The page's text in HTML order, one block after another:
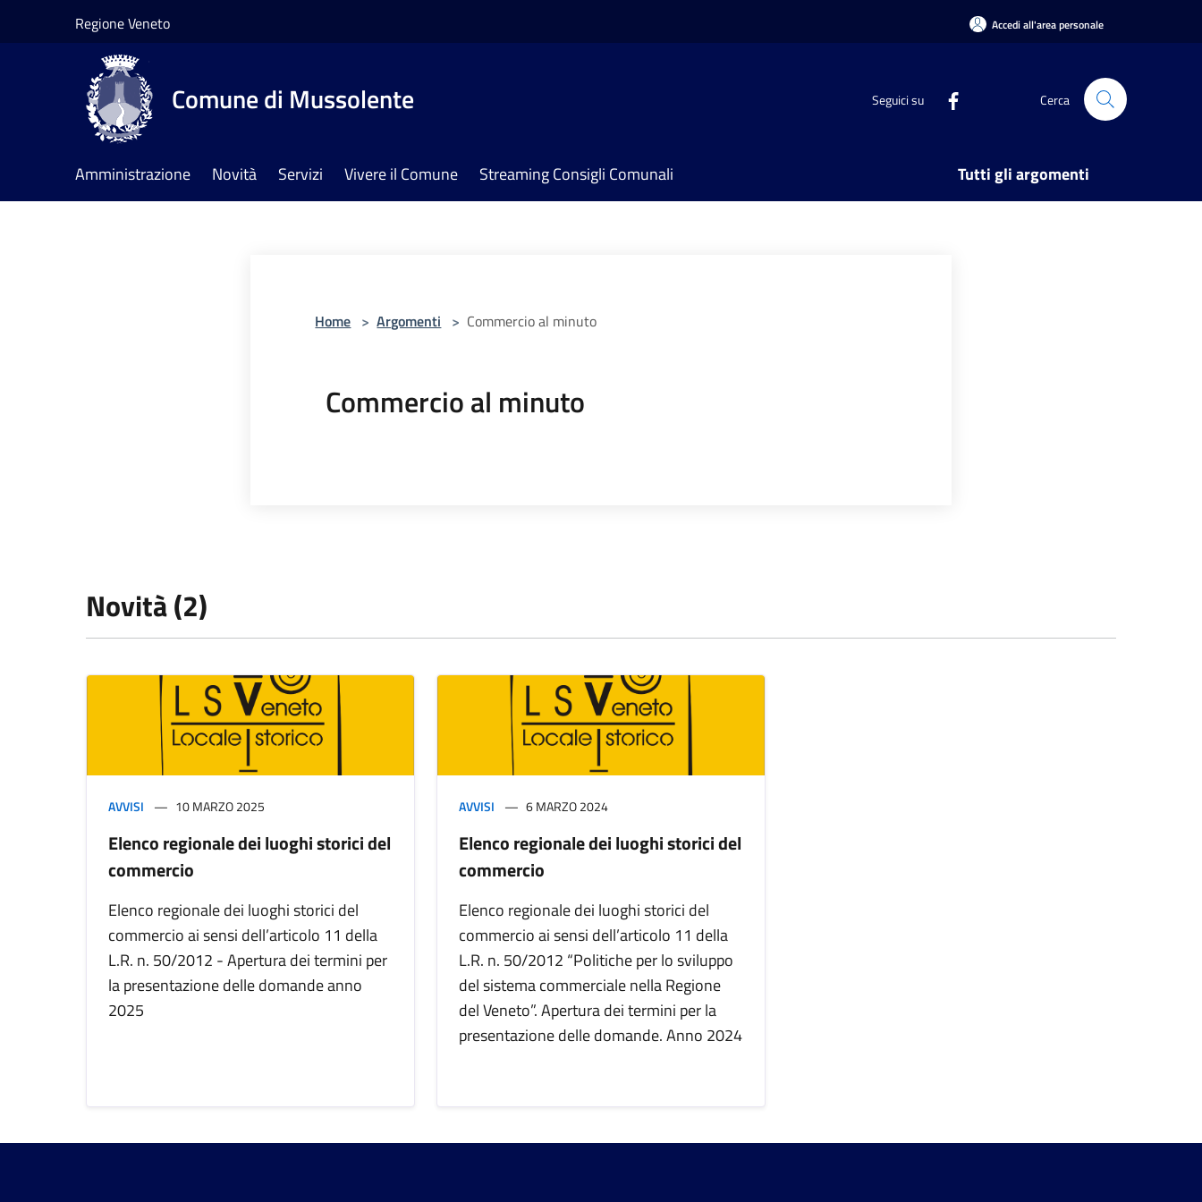
Regione Veneto Accedi all'area personale
Comune di Mussolente Seguici su Cerca
Amministrazione Novità Servizi Vivere il Comune Streaming Consigli Comunali Tutti gli argomenti
Home > Argomenti > Commercio al minuto
Commercio al minuto
Novità (2)
AVVISI 10 MARZO 2025
Elenco regionale dei luoghi storici del
commercio
Elenco regionale dei luoghi storici del
commercio ai sensi dell’articolo 11 della
L.R. n. 50/2012 - Apertura dei termini per
la presentazione delle domande anno
2025
AVVISI 6 MARZO 2024
Elenco regionale dei luoghi storici del
commercio
Elenco regionale dei luoghi storici del
commercio ai sensi dell’articolo 11 della
L.R. n. 50/2012 “Politiche per lo sviluppo
del sistema commerciale nella Regione
del Veneto”. Apertura dei termini per la
presentazione delle domande. Anno 2024